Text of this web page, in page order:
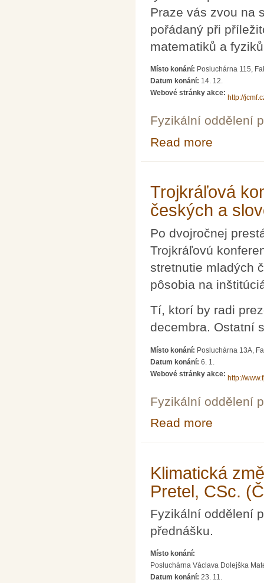
Praze vás zvou na
pořádaný při
matematiků a
Místo konání: Posluchárna 115,
Datum konání: 14. 12.
Webové stránky akce:
http://
Fyzikální oddělení
Read more
Trojkráľová
českých a
Po dvojročnej
Trojkráľovú
stretnutie mladých
pôsobia na
Tí, ktorí by radi
decembra. Ostatní
Místo konání: Posluchárna 13A,
Datum konání: 6. 1.
Webové stránky akce:
http://
Fyzikální oddělení
Read more
Klimatická
Pretel, CSc.
Fyzikální oddělení
přednášku.
Místo konání:
Posluchárna Václava Dolejška
Datum konání: 23. 11.